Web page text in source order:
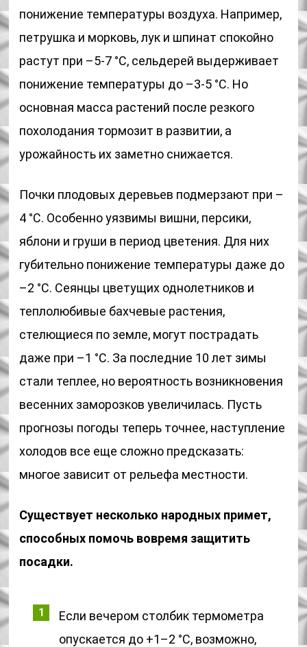
понижение температуры воздуха. Например,
петрушка и морковь, лук и шпинат спокойно
растут при –5-7 °С, сельдерей выдерживает
понижение температуры до –3-5 °С. Но
основная масса растений после резкого
похолодания тормозит в развитии, а
урожайность их заметно снижается.
Почки плодовых деревьев подмерзают при –
4 °С. Особенно уязвимы вишни, персики,
яблони и груши в период цветения. Для них
губительно понижение температуры даже до
–2 °С. Сеянцы цветущих однолетников и
теплолюбивые бахчевые растения,
стелющиеся по земле, могут пострадать
даже при –1 °С. За последние 10 лет зимы
стали теплее, но вероятность возникновения
весенних заморозков увеличилась. Пусть
прогнозы погоды теперь точнее, наступление
холодов все еще сложно предсказать:
многое зависит от рельефа местности.
Существует несколько народных примет,
способных помочь вовремя защитить
посадки.
Если вечером столбик термометра
опускается до +1–2 °С, возможно,